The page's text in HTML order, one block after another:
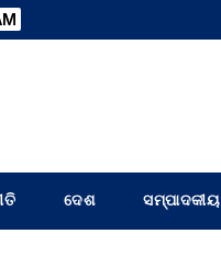
ଦେଶ ସମ୍ପାଦକୀୟ